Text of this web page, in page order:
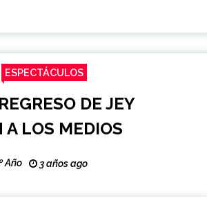
ESPECTÁCULOS
DE JEY
A LOS MEDIOS
Año 3 años ago